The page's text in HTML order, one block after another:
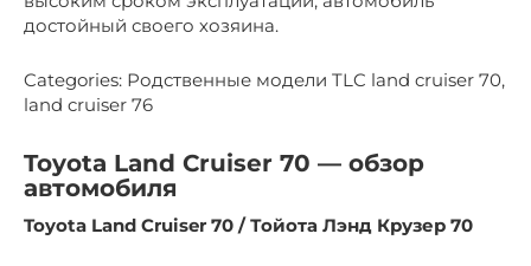
достойный своего хозяина.
Categories: Родственные модели TLC land cruiser 70,
land cruiser 76
Toyota Land Cruiser 70 — обзор
автомобиля
Toyota Land Cruiser 70 / Тойота Лэнд Крузер 70